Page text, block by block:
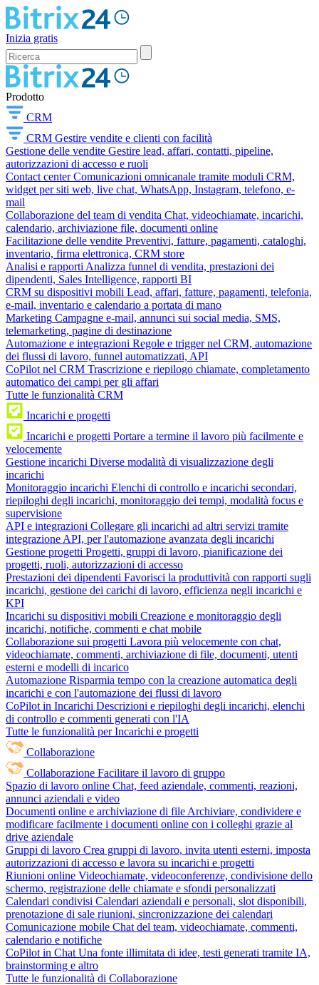
Inizia gratis
Prodotto
CRM
CRM Gestire vendite e clienti con facilità
Gestione delle vendite Gestire lead, affari, contatti, pipeline,
autorizzazioni di accesso e ruoli
Contact center Comunicazioni omnicanale tramite moduli CRM,
widget per siti web, live chat, WhatsApp, Instagram, telefono, e-
mail
Collaborazione del team di vendita Chat, videochiamate, incarichi,
calendario, archiviazione file, documenti online
Facilitazione delle vendite Preventivi, fatture, pagamenti, cataloghi,
inventario, firma elettronica, CRM store
Analisi e rapporti Analizza funnel di vendita, prestazioni dei
dipendenti, Sales Intelligence, rapporti BI
CRM su dispositivi mobili Lead, affari, fatture, pagamenti, telefonia,
e-mail, inventario e calendario a portata di mano
Marketing Campagne e-mail, annunci sui social media, SMS,
telemarketing, pagine di destinazione
Automazione e integrazioni Regole e trigger nel CRM, automazione
dei flussi di lavoro, funnel automatizzati, API
CoPilot nel CRM Trascrizione e riepilogo chiamate, completamento
automatico dei campi per gli affari
Tutte le funzionalità CRM
Incarichi e progetti
Incarichi e progetti Portare a termine il lavoro più facilmente e
velocemente
Gestione incarichi Diverse modalità di visualizzazione degli
incarichi
Monitoraggio incarichi Elenchi di controllo e incarichi secondari,
riepiloghi degli incarichi, monitoraggio dei tempi, modalità focus e
supervisione
API e integrazioni Collegare gli incarichi ad altri servizi tramite
integrazione API, per l'automazione avanzata degli incarichi
Gestione progetti Progetti, gruppi di lavoro, pianificazione dei
progetti, ruoli, autorizzazioni di accesso
Prestazioni dei dipendenti Favorisci la produttività con rapporti sugli
incarichi, gestione dei carichi di lavoro, efficienza negli incarichi e
KPI
Incarichi su dispositivi mobili Creazione e monitoraggio degli
incarichi, notifiche, commenti e chat mobile
Collaborazione sui progetti Lavora più velocemente con chat,
videochiamate, commenti, archiviazione di file, documenti, utenti
esterni e modelli di incarico
Automazione Risparmia tempo con la creazione automatica degli
incarichi e con l'automazione dei flussi di lavoro
CoPilot in Incarichi Descrizioni e riepiloghi degli incarichi, elenchi
di controllo e commenti generati con l'IA
Tutte le funzionalità per Incarichi e progetti
Collaborazione
Collaborazione Facilitare il lavoro di gruppo
Spazio di lavoro online Chat, feed aziendale, commenti, reazioni,
annunci aziendali e video
Documenti online e archiviazione di file Archiviare, condividere e
modificare facilmente i documenti online con i colleghi grazie al
drive aziendale
Gruppi di lavoro Crea gruppi di lavoro, invita utenti esterni, imposta
autorizzazioni di accesso e lavora su incarichi e progetti
Riunioni online Videochiamate, videoconferenze, condivisione dello
schermo, registrazione delle chiamate e sfondi personalizzati
Calendari condivisi Calendari aziendali e personali, slot disponibili,
prenotazione di sale riunioni, sincronizzazione dei calendari
Comunicazione mobile Chat del team, videochiamate, commenti,
calendario e notifiche
CoPilot in Chat Una fonte illimitata di idee, testi generati tramite IA,
brainstorming e altro
Tutte le funzionalità di Collaborazione